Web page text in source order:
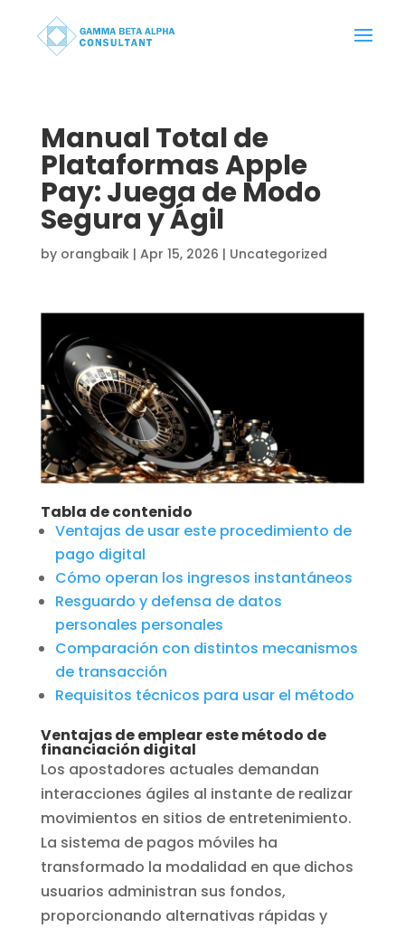
Manual Total de
Plataformas Apple
Pay: Juega de Modo
Segura y Ágil
by orangbaik| Apr 15, 2026 | Uncategorized
Tabla de contenido
Ventajas de usar este procedimiento de
pago digital
Cómo operan los ingresos instantáneos
Resguardo y defensa de datos
personales personales
Comparación con distintos mecanismos
de transacción
Requisitos técnicos para usar el método
Ventajas de emplear este método de
financiación digital
Los apostadores actuales demandan
interacciones ágiles al instante de realizar
movimientos en sitios de entretenimiento.
La sistema de pagos móviles ha
transformado la modalidad en que dichos
usuarios administran sus fondos,
proporcionando alternativas rápidas y